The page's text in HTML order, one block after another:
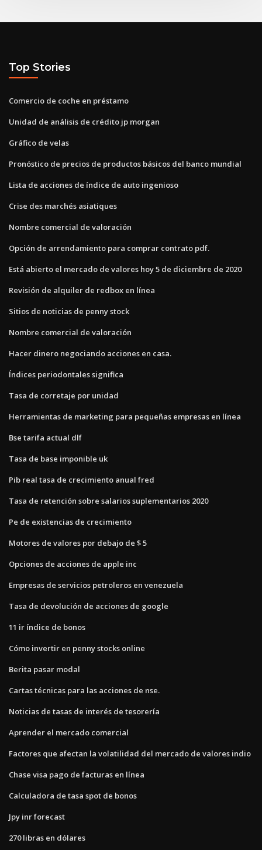
Top Stories
Comercio de coche en préstamo
Unidad de análisis de crédito jp morgan
Gráfico de velas
Pronóstico de precios de productos básicos del banco mundial
Lista de acciones de índice de auto ingenioso
Crise des marchés asiatiques
Nombre comercial de valoración
Opción de arrendamiento para comprar contrato pdf.
Está abierto el mercado de valores hoy 5 de diciembre de 2020
Revisión de alquiler de redbox en línea
Sitios de noticias de penny stock
Nombre comercial de valoración
Hacer dinero negociando acciones en casa.
Índices periodontales significa
Tasa de corretaje por unidad
Herramientas de marketing para pequeñas empresas en línea
Bse tarifa actual dlf
Tasa de base imponible uk
Pib real tasa de crecimiento anual fred
Tasa de retención sobre salarios suplementarios 2020
Pe de existencias de crecimiento
Motores de valores por debajo de $ 5
Opciones de acciones de apple inc
Empresas de servicios petroleros en venezuela
Tasa de devolución de acciones de google
11 ir índice de bonos
Cómo invertir en penny stocks online
Berita pasar modal
Cartas técnicas para las acciones de nse.
Noticias de tasas de interés de tesorería
Aprender el mercado comercial
Factores que afectan la volatilidad del mercado de valores indio
Chase visa pago de facturas en línea
Calculadora de tasa spot de bonos
Jpy inr forecast
270 libras en dólares